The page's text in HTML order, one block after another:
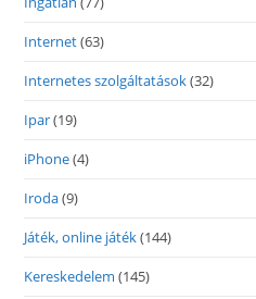
Internet(63)
Internetes szolgáltatások(32)
Ipar(19)
iPhone(4)
Iroda(9)
Játék, online játék(144)
Kereskedelem (145)